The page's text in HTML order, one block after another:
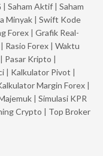
| Saham Aktif | Saham
Minyak | Swift Kode
Forex | Grafik Real-
| Rasio Forex | Waktu
| Pasar Kripto |
| Kalkulator Pivot |
Margin Forex |
| Simulasi KPR
Crypto | Top Broker